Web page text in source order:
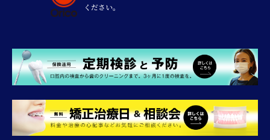
ください。